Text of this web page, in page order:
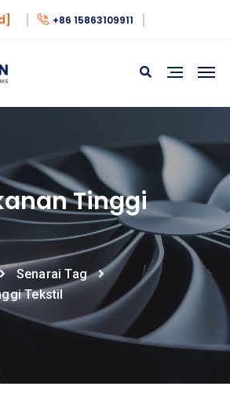
+86 15863109911
Tinggi
Senarai Tag
Tekstil